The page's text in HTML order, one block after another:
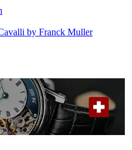
by Franck Muller